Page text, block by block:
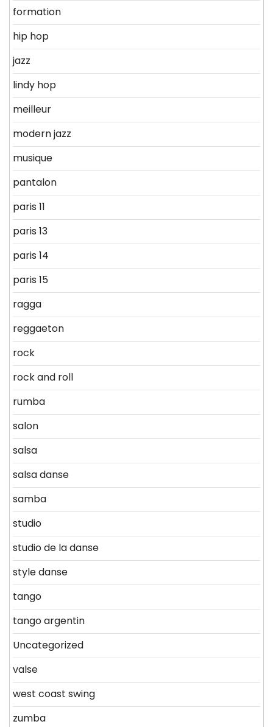
formation
hip hop
jazz
lindy hop
meilleur
modern jazz
musique
pantalon
paris 11
paris 13
paris 14
paris 15
ragga
reggaeton
rock
rock and roll
rumba
salon
salsa
salsa danse
samba
studio
studio de la danse
style danse
tango
tango argentin
Uncategorized
valse
west coast swing
zumba